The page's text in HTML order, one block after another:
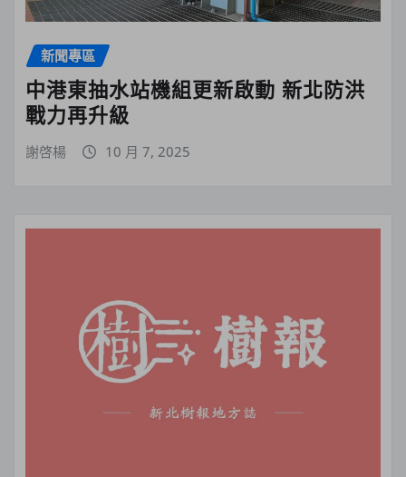
新聞專區
中港東抽水站機組更新啟動 新北防洪
戰力再升級
謝啓楊 10 月 7, 2025